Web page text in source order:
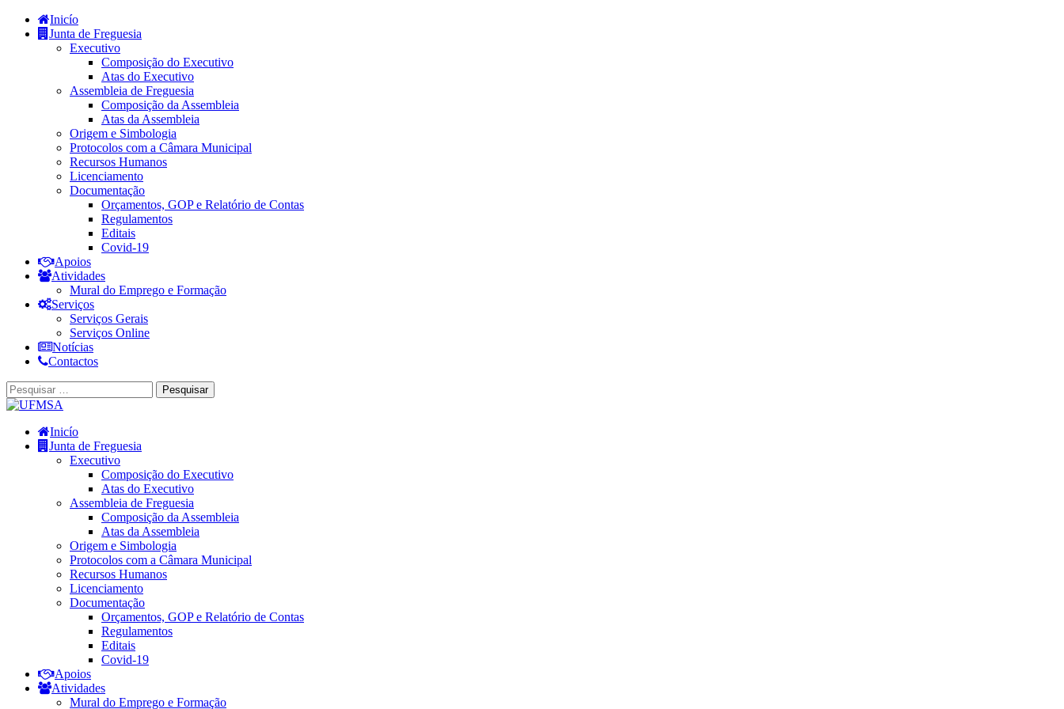
Inicío
Junta de Freguesia
Executivo
Composição do Executivo
Atas do Executivo
Assembleia de Freguesia
Composição da Assembleia
Atas da Assembleia
Origem e Simbologia
Protocolos com a Câmara Municipal
Recursos Humanos
Licenciamento
Documentação
Orçamentos, GOP e Relatório de Contas
Regulamentos
Editais
Covid-19
Apoios
Atividades
Mural do Emprego e Formação
Serviços
Serviços Gerais
Serviços Online
Notícias
Contactos
Inicío
Junta de Freguesia
Executivo
Composição do Executivo
Atas do Executivo
Assembleia de Freguesia
Composição da Assembleia
Atas da Assembleia
Origem e Simbologia
Protocolos com a Câmara Municipal
Recursos Humanos
Licenciamento
Documentação
Orçamentos, GOP e Relatório de Contas
Regulamentos
Editais
Covid-19
Apoios
Atividades
Mural do Emprego e Formação